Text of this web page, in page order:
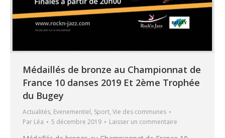
Médaillés de bronze au Championnat de
France 10 danses 2019 Et 2ème Trophée
du Bugey
Actualités, Evenementiel, Sport, Vie des communes
Par Léa 5 décembre 2019 Laisser un commentaire